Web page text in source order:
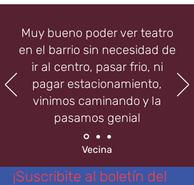
Muy bueno poder ver teatro
en el barrio sin necesidad de
ir al centro, pasar frio, ni
pagar estacionamiento,
vinimos caminando y la
pasamos genial
Vecina
¡Suscribite al boletín del